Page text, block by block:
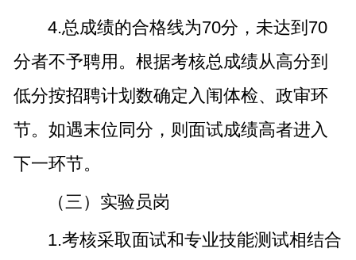
4.总成绩的合格线为70分，未达到70
分者不予聘用。根据考核总成绩从高分到
低分按招聘计划数确定入闱体检、政审环
节。如遇末位同分，则面试成绩高者进入
下一环节。
（三）实验员岗
1.考核采取面试和专业技能测试相结合